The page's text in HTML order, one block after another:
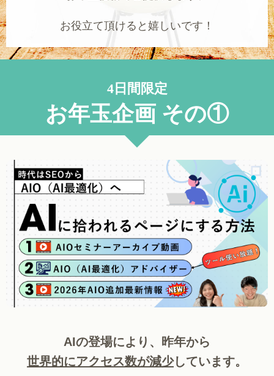
お役立て頂けると嬉しいです！
4日間限定
お年玉企画 その①
AIの登場により、昨年から
世界的にアクセス数が減少しています。